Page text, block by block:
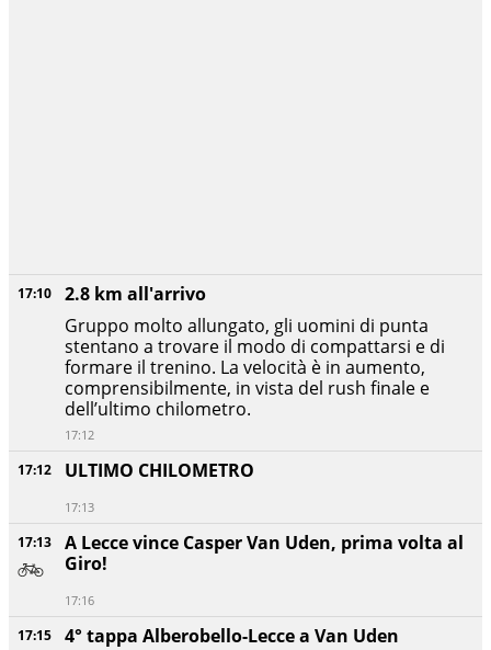
17:15
4° tappa Alberobello-Lecce a Van Uden
17:13
A Lecce vince Casper Van Uden, prima volta al
Giro!
17:16
17:12 ULTIMO CHILOMETRO
17:13
17:10
2.8 km all'arrivo
Gruppo molto allungato, gli uomini di punta
stentano a trovare il modo di compattarsi e di
formare il trenino. La velocità è in aumento,
comprensibilmente, in vista del rush finale e
dell’ultimo chilometro.
17:12